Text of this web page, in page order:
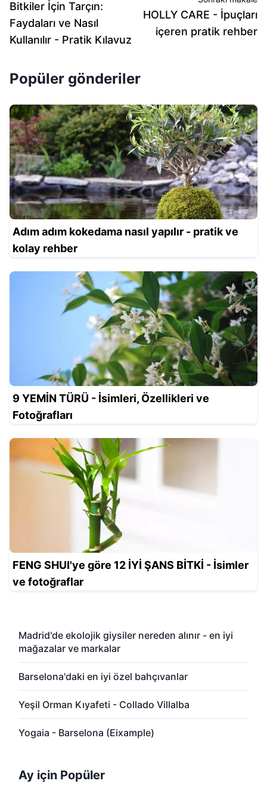
Bitkiler İçin Tarçın:
Faydaları ve Nasıl
Kullanılır - Pratik Kılavuz
HOLLY CARE - İpuçları
içeren pratik rehber
Popüler gönderiler
Adım adım kokedama nasıl yapılır - pratik ve
kolay rehber
9 YEMİN TÜRÜ - İsimleri, Özellikleri ve
Fotoğrafları
FENG SHUI'ye göre 12 İYİ ŞANS BİTKİ - İsimler
ve fotoğraflar
Madrid'de ekolojik giysiler nereden alınır - en iyi
mağazalar ve markalar
Barselona'daki en iyi özel bahçıvanlar
Yeşil Orman Kıyafeti - Collado Villalba
Yogaia - Barselona (Eixample)
Ay için Popüler